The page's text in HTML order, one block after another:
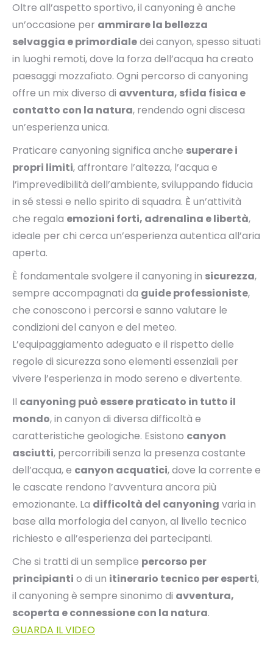
Oltre all’aspetto sportivo, il canyoning è anche
un’occasione per ammirare la bellezza
selvaggia e primordialedei canyon, spesso situati
in luoghi remoti, dove la forza dell’acqua ha creato
paesaggi mozzafiato. Ogni percorso di canyoning
offre un mix diverso di avventura, sfida fisica e
contatto con la natura, rendendo ogni discesa
un’esperienza unica.
Praticare canyoning significa anche superare i
propri limiti, affrontare l’altezza, l’acqua e
l’imprevedibilità dell’ambiente, sviluppando fiducia
in sé stessi e nello spirito di squadra. È un’attività
che regala emozioni forti, adrenalina e libertà,
ideale per chi cerca un’esperienza autentica all’aria
aperta.
È fondamentale svolgere il canyoning in sicurezza,
sempre accompagnati da guide professioniste,
che conoscono i percorsi e sanno valutare le
condizioni del canyon e del meteo.
L’equipaggiamento adeguato e il rispetto delle
regole di sicurezza sono elementi essenziali per
vivere l’esperienza in modo sereno e divertente.
Il canyoning può essere praticato in tutto il
mondo, in canyon di diversa difficoltà e
caratteristiche geologiche. Esistono canyon
asciutti, percorribili senza la presenza costante
dell’acqua, e canyon acquatici, dove la corrente e
le cascate rendono l’avventura ancora più
emozionante. La difficoltà del canyoning varia in
base alla morfologia del canyon, al livello tecnico
richiesto e all’esperienza dei partecipanti.
Che si tratti di un semplice percorso per
principianti o di un itinerario tecnico per esperti,
il canyoning è sempre sinonimo di avventura,
scoperta e connessione con la natura.
GUARDA IL VIDEO